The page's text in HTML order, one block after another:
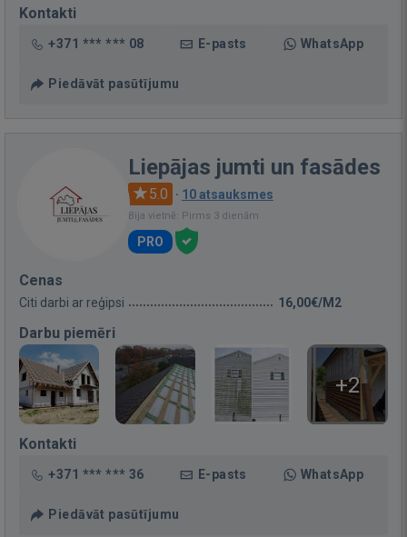
Kontakti
+371 *** *** 08 E-pasts WhatsApp
Piedāvāt pasūtījumu
Liepājas jumti un fasādes
5.0 · 10 atsauksmes
Bija vietnē: Pirms 3 dienām
PRO
Cenas
Citi darbi ar reģipsi 16,00€/M2
Darbu piemēri
+2
Kontakti
+371 *** *** 36 E-pasts WhatsApp
Piedāvāt pasūtījumu